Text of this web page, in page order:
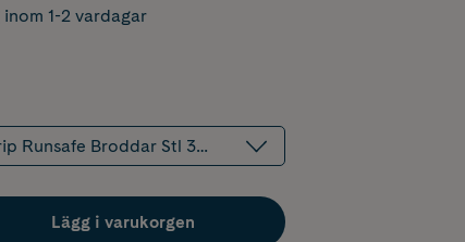
inom 1-2 vardagar
Runsafe Broddar Stl 38-41
Lägg i varukorgen